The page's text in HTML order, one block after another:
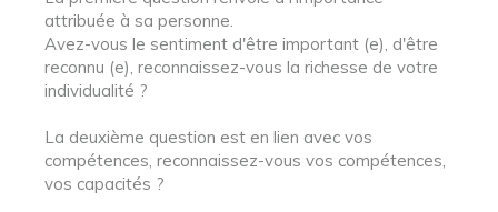
attribuée à sa personne.
Avez-vous le sentiment d'être important (e), d'être
reconnu (e), reconnaissez-vous la richesse de votre
individualité ?
La deuxième question est en lien avec vos
compétences, reconnaissez-vous vos compétences,
vos capacités ?